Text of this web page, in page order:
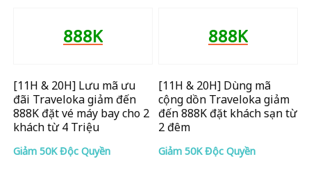
888K
[11H & 20H] Lưu mã ưu
đãi Traveloka giảm đến
888K đặt vé máy bay cho 2
khách từ 4 Triệu
Giảm 50K Độc Quyền
888K
[11H & 20H] Dùng mã
cộng dồn Traveloka giảm
đến 888K đặt khách sạn từ
2 đêm
Giảm 50K Độc Quyền